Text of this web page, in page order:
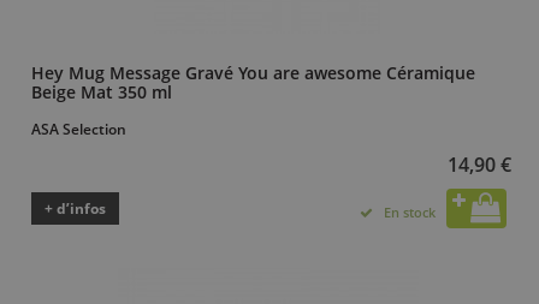
Hey Mug Message Gravé You are awesome Céramique
Beige Mat 350 ml
ASA Selection
14,90 €
+ d’infos En stock